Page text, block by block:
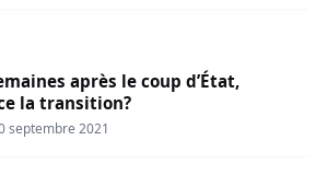
après le coup d’État,
la transition?
septembre 2021